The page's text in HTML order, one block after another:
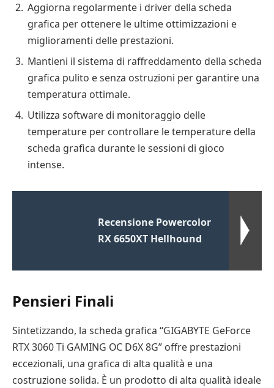
Aggiorna regolarmente i driver della scheda
grafica per ottenere le ultime ottimizzazioni e
miglioramenti delle prestazioni.
Mantieni il sistema di raffreddamento della scheda
grafica pulito e senza ostruzioni per garantire una
temperatura ottimale.
Utilizza software di monitoraggio delle
temperature per controllare le temperature della
scheda grafica durante le sessioni di gioco
intense.
Recensione Powercolor
RX 6650XT Hellhound
Pensieri Finali
Sintetizzando, la scheda grafica “GIGABYTE GeForce
RTX 3060 Ti GAMING OC D6X 8G” offre prestazioni
eccezionali, una grafica di alta qualità e una
costruzione solida. È un prodotto di alta qualità ideale